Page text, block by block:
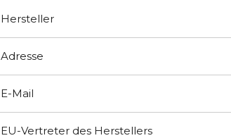
Hersteller
Adresse
E-Mail
EU-Vertreter des Herstellers